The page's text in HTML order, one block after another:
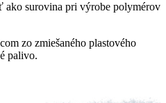
ako surovina pri výrobe polymérov
zo zmiešaného plastového
palivo.